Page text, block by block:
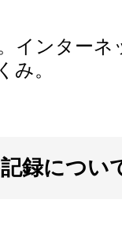
インターネ
み。
録につい